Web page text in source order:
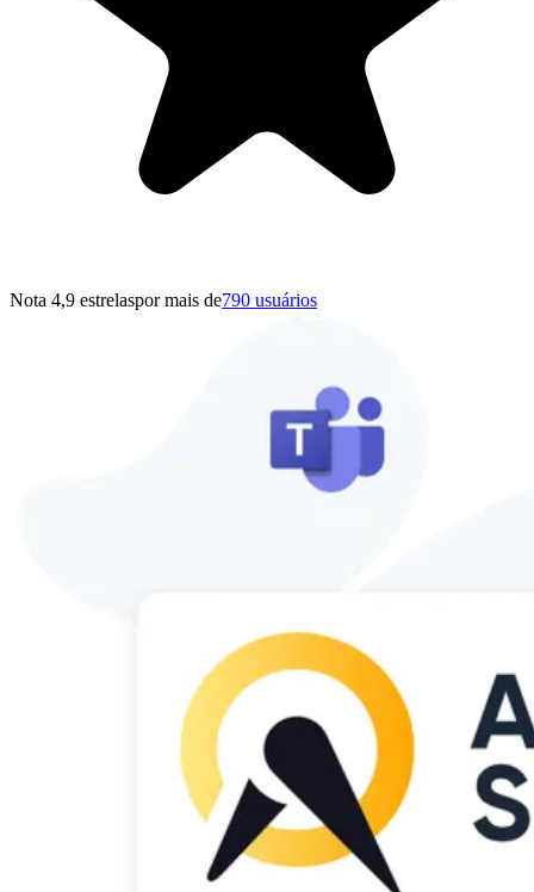
Nota 4,9 estrelaspor mais de790 usuários